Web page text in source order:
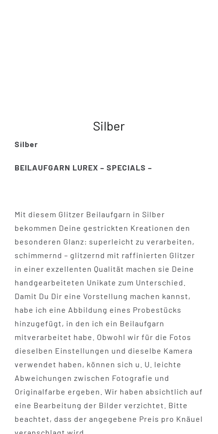
Silber
Silber
BEILAUFGARN LUREX – SPECIALS –
Mit diesem Glitzer Beilaufgarn in Silber
bekommen Deine gestrickten Kreationen den
besonderen Glanz: superleicht zu verarbeiten,
schimmernd – glitzernd mit raffinierten Glitzer
in einer exzellenten Qualität machen sie Deine
handgearbeiteten Unikate zum Unterschied.
Damit Du Dir eine Vorstellung machen kannst,
habe ich eine Abbildung eines Probestücks
hinzugefügt, in den ich ein Beilaufgarn
mitverarbeitet habe. Obwohl wir für die Fotos
dieselben Einstellungen und dieselbe Kamera
verwendet haben, können sich u. U. leichte
Abweichungen zwischen Fotografie und
Originalfarbe ergeben. Wir haben absichtlich auf
eine Bearbeitung der Bilder verzichtet. Bitte
beachtet, dass der angegebene Preis pro Knäuel
veranschlagt wird.